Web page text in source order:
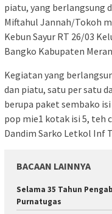
piatu, yang berlangsung
Miftahul Jannah/Tokoh
Kebun Sayur RT 26/03
Bangko Kabupaten
Kegiatan yang
dan piatu, satu per satu
berupa paket sembako
pop mie1 kotak isi 5, teh
Dandim Sarko Letkol Inf
BACAAN LAINNYA
Selama 35 Tahun
Purnatugas